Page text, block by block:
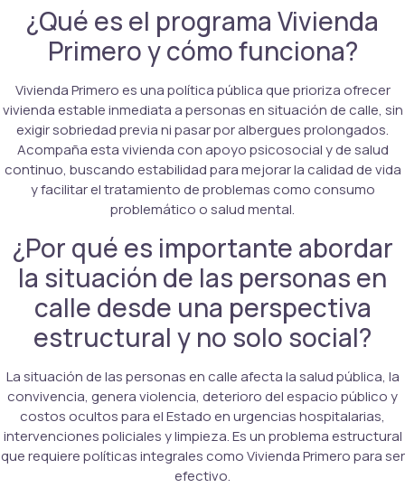
¿Qué es el programa Vivienda
Primero y cómo funciona?
Vivienda Primero es una política pública que prioriza ofrecer
vivienda estable inmediata a personas en situación de calle, sin
exigir sobriedad previa ni pasar por albergues prolongados.
Acompaña esta vivienda con apoyo psicosocial y de salud
continuo, buscando estabilidad para mejorar la calidad de vida
y facilitar el tratamiento de problemas como consumo
problemático o salud mental.
¿Por qué es importante abordar
la situación de las personas en
calle desde una perspectiva
estructural y no solo social?
La situación de las personas en calle afecta la salud pública, la
convivencia, genera violencia, deterioro del espacio público y
costos ocultos para el Estado en urgencias hospitalarias,
intervenciones policiales y limpieza. Es un problema estructural
que requiere políticas integrales como Vivienda Primero para ser
efectivo.